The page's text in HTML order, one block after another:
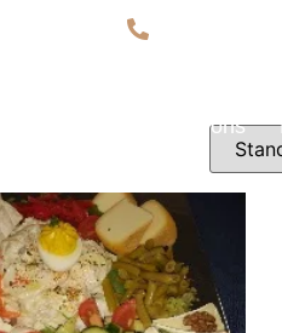
076 597 96
Over ons